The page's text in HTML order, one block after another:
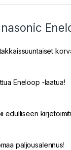
Eneloop -laatua!
edulliseen
paljousalennus!